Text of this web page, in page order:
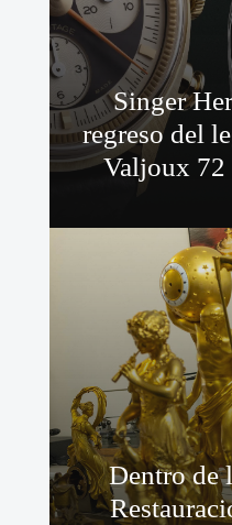
Singer
regreso del
Valjoux 72
Dentro de